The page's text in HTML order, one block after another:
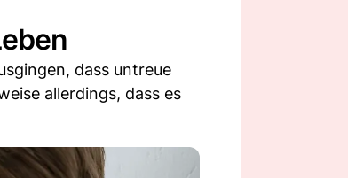
dass untreue
allerdings, dass es